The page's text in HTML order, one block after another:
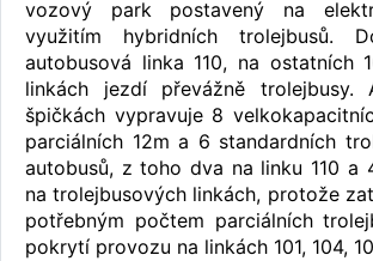
vozový park postavený na
využitím hybridních trolejbusů.
autobusová linka 110, na ostatních
linkách jezdí převážně
špičkách vypravuje 8
parciálních 12m a 6 standardních
autobusů, z toho dva na linku 110 a
na trolejbusových linkách, protože
potřebným počtem parciálních
pokrytí provozu na linkách 101, 104,